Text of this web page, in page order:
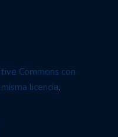
Commons con
licencia.